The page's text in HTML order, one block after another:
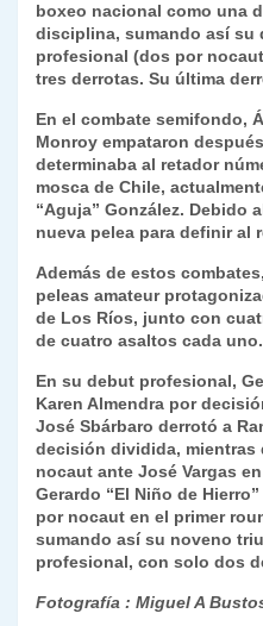
boxeo nacional como una
disciplina, sumando así su
profesional (dos por
tres derrotas. Su última
En el combate semifondo,
Monroy empataron
determinaba al retador
mosca de Chile,
“Aguja” González. Debido
nueva pelea para definir al
Además de estos
peleas amateur
de Los Ríos, junto con
de cuatro asaltos cada uno.
En su debut profesional,
Karen Almendra por
José Sbárbaro derrotó a
decisión dividida, mientras
nocaut ante José Vargas
Gerardo “El Niño de
por nocaut en el primer
sumando así su noveno
profesional, con solo dos
Fotografía : Miguel A